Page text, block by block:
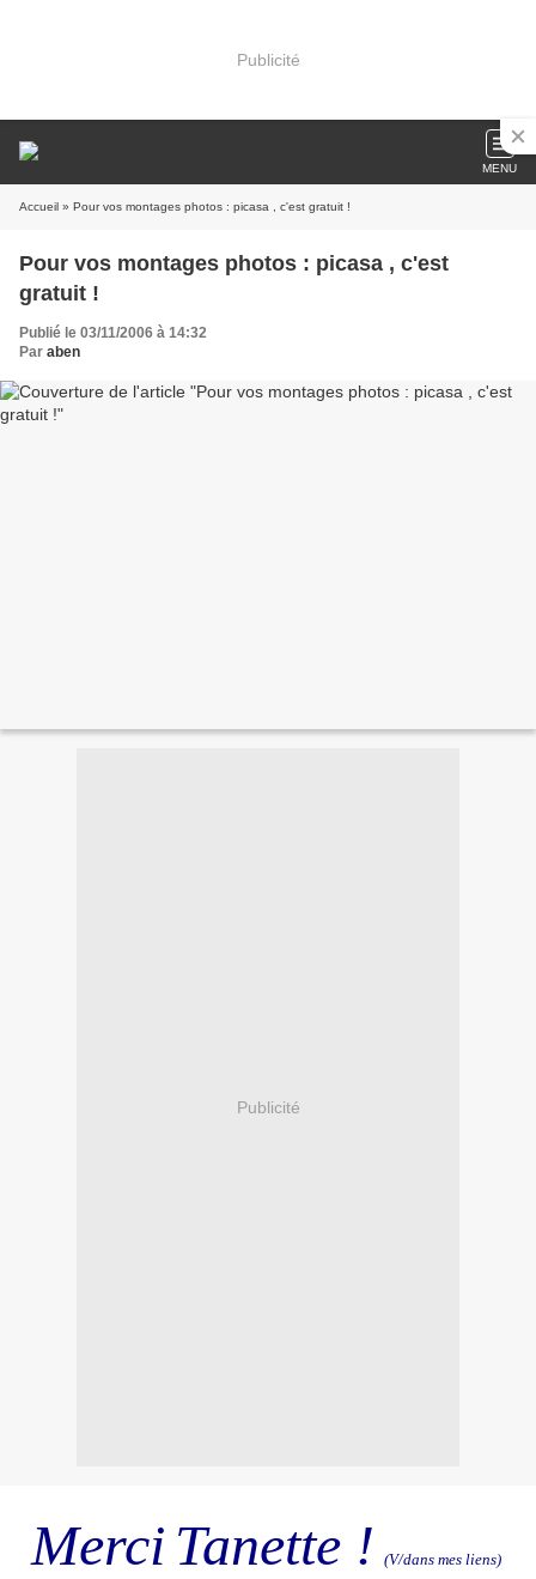
Publicité
MENU
Accueil » Pour vos montages photos : picasa , c'est gratuit !
Pour vos montages photos : picasa , c'est
gratuit !
Publié le 03/11/2006 à 14:32
Par aben
Publicité
Merci Tanette ! (V/dans mes liens)